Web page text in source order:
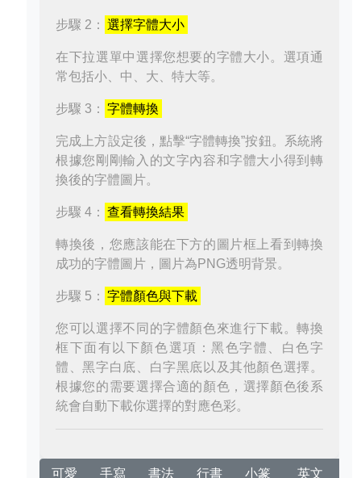
步驟 2： 選擇字體大小
在下拉選單中選擇您想要的字體大小。選項通
常包括小、中、大、特大等。
步驟 3： 字體轉換
完成上方設定後，點擊“字體轉換”按鈕。系統將
根據您剛剛輸入的文字內容和字體大小得到轉
換後的字體圖片。
步驟 4： 查看轉換結果
轉換後，您應該能在下方的圖片框上看到轉換
成功的字體圖片，圖片為PNG透明背景。
步驟 5： 字體顏色與下載
您可以選擇不同的字體顏色來進行下載。轉換
框下面有以下顏色選項：黑色字體、白色字
體、黑字白底、白字黑底以及其他顏色選擇。
根據您的需要選擇合適的顏色，選擇顏色後系
統會自動下載你選擇的對應色彩。
可愛
手寫
書法
行書
小篆
英文